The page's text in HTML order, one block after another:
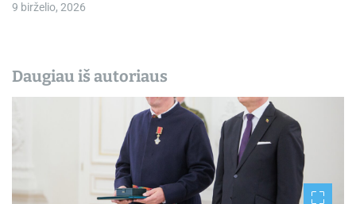
9 birželio, 2026
Daugiau iš autoriaus